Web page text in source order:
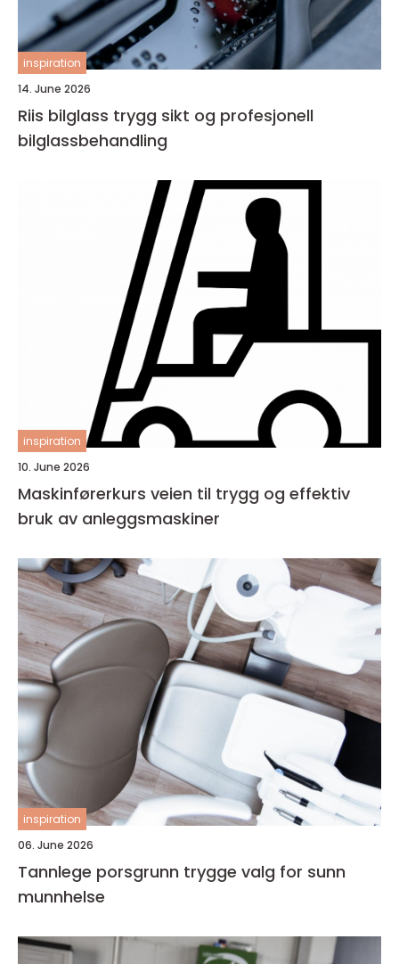
inspiration
14. June 2026
Riis bilglass trygg sikt og profesjonell
bilglassbehandling
inspiration
10. June 2026
Maskinførerkurs veien til trygg og effektiv
bruk av anleggsmaskiner
inspiration
06. June 2026
Tannlege porsgrunn trygge valg for sunn
munnhelse